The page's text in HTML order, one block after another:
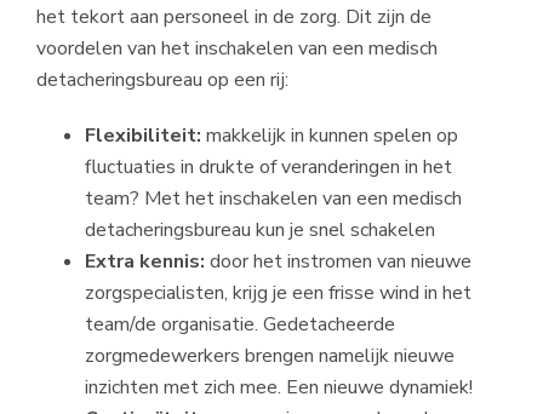
het tekort aan personeel in de zorg. Dit zijn de
voordelen van het inschakelen van een medisch
detacheringsbureau op een rij:
Flexibiliteit: makkelijk in kunnen spelen op
fluctuaties in drukte of veranderingen in het
team? Met het inschakelen van een medisch
detacheringsbureau kun je snel schakelen
Extra kennis: door het instromen van nieuwe
zorgspecialisten, krijg je een frisse wind in het
team/de organisatie. Gedetacheerde
zorgmedewerkers brengen namelijk nieuwe
inzichten met zich mee. Een nieuwe dynamiek!